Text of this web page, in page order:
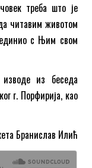
треба што је
читавим животом
с Њим свом
из беседа
г. Порфирија, као
Бранислав Илић